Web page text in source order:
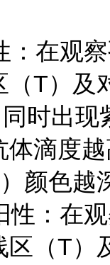
：在观
（T）及
同时出现
体滴度越
颜色越
性：在观
区（T）